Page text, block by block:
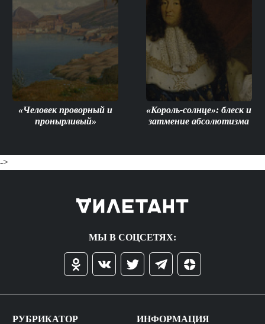
«Человек проворный и
пронырливый»
«Король-солнце»: блеск и
затмение абсолютизма
->
МЫ В СОЦСЕТЯХ:
РУБРИКАТОР ИНФОРМАЦИЯ